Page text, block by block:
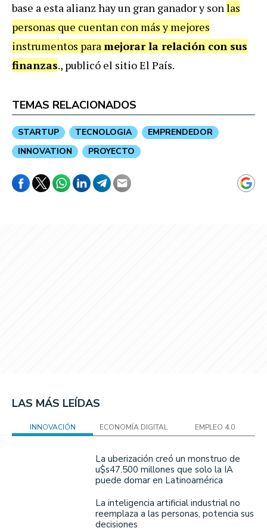
base a esta alianz hay un gran ganador y sonlas
personas que cuentan con más y mejores
instrumentos paramejorar la relación con sus
finanzas., publicó el sitio El País.
TEMAS RELACIONADOS
STARTUP TECNOLOGIA
EMPRENDEDOR
INNOVATION
PROYECTO
LAS MÁS LEÍDAS
INNOVACIÓN ECONOMÍA DIGITAL EMPLEO 4.0
La uberización creó un monstruo de
u$s47.500 millones que solo la IA
puede domar en Latinoamérica
La inteligencia artificial industrial no
reemplaza a las personas, potencia sus
decisiones